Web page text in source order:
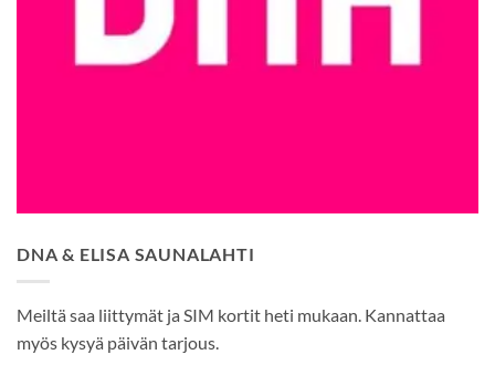
DNA & ELISA SAUNALAHTI
Meiltä saa liittymät ja SIM kortit heti mukaan. Kannattaa
myös kysyä päivän tarjous.